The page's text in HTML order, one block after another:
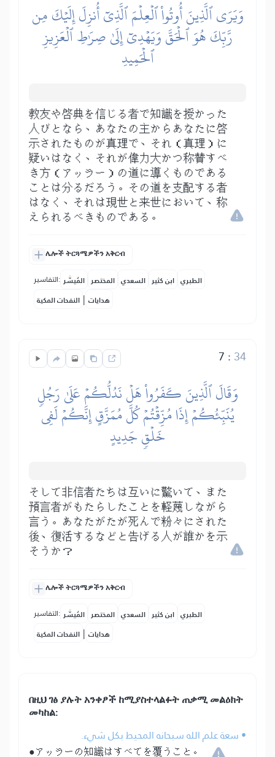
وَيَرَى ٱلَّذِينَ أُوتُواْ ٱلۡعِلۡمَ ٱلَّذِيٓ أُنزِلَ إِلَيۡكَ مِن
رَّبِّكَ هُوَ ٱلۡحَقَّ وَيَهۡدِيٓ إِلَىٰ صِرَٰطِ ٱلۡعَزِيزِ
ٱلۡحَمِيدِ
教友や啓典を信じる者で知識を授かった
人びとなら、あなたの主からあなたに啓
示されたものが真理で、それ（真理）に
疑いはなく、それが偉力大かつ称賛すべ
き方（アッラー）の道に導くものである
ことは分るだろう。その道を支配する者
はなく、それは現世と来世において、称
えられるべきものである。
ሌሎች ትርጓሜዎችን አቅርብ
التفاسير: المُيسَّر المختصر السعدي ابن كثير الطبري
النفحات المكية | هدايات
7 : 34
وَقَالَ ٱلَّذِينَ كَفَرُواْ هَلۡ نَدُلُّكُمۡ عَلَىٰ رَجُلٖ
يُنَبِّئُكُمۡ إِذَا مُزِّقۡتُمۡ كُلَّ مُمَزَّقٍ إِنَّكُمۡ لَفِي
خَلۡقٖ جَدِيدٍ
そして非信者たちは互いに驚いて、また
預言者がもたらしたことを軽蔑しながら
言う。あなたがたが死んで粉々にされた
後、復活するなどと告げる人が誰かを示
そうか？
ሌሎች ትርጓሜዎችን አቅርብ
التفاسير: المُيسَّر المختصر السعدي ابن كثير الطبري
النفحات المكية | هدايات
በዚህ ገፅ ያሉት አንቀፆች ከሚያስተላልፉት ጠቃሚ መልዕክት
መካከል:
• سعة علم الله سبحانه المحيط بكل شيء.
●アッラーの知識はすべてを覆うこと。